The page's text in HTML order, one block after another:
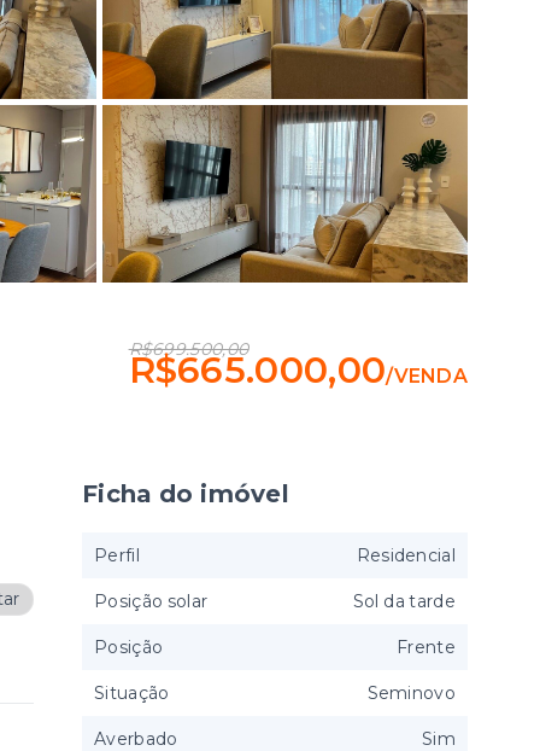
R$699.500,00
R$665.000,00/VENDA
Ficha do imóvel
Perfil Residencial
Posição solar Sol da tarde
Posição Frente
Situação Seminovo
Averbado Sim